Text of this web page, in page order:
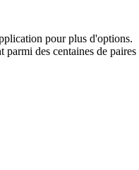
pour plus d'options.
parmi des centaines de paires